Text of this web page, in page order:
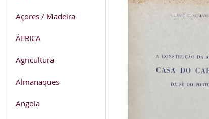
Açores / Madeira
ÁFRICA
Agricultura
Almanaques
Angola